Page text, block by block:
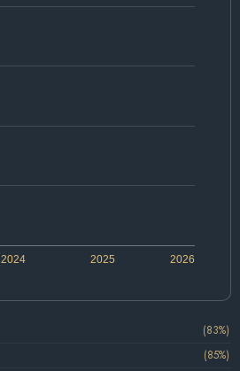
2024 2026
2025
(83%)
(85%)